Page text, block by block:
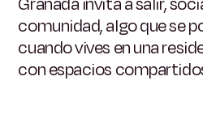
comunidad, algo que se
cuando vives en una
con espacios